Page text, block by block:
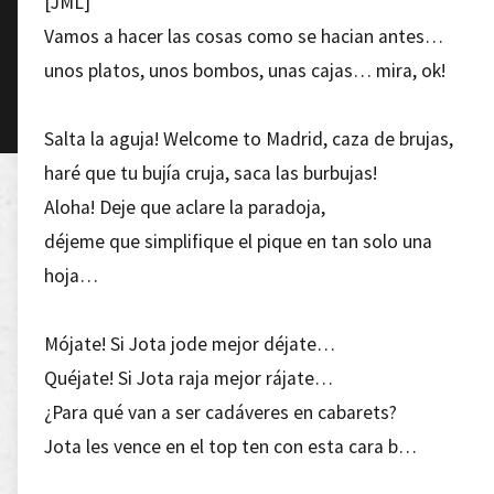
Vamos a hacer las cosas como se hacian antes…
unos platos, unos bombos, unas cajas… mira, ok!
Salta la aguja! Welcome to Madrid, caza de brujas,
haré que tu bujía cruja, saca las burbujas!
Aloha! Deje que aclare la paradoja,
déjeme que simplifique el pique en tan solo una
hoja…
Mójate! Si Jota jode mejor déjate…
Quéjate! Si Jota raja mejor rájate…
¿Para qué van a ser cadáveres en cabarets?
Jota les vence en el top ten con esta cara b…